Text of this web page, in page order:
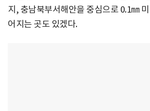
지, 충남북부서해안을 중심으로 0.1㎜
어지는 곳도 있겠다.